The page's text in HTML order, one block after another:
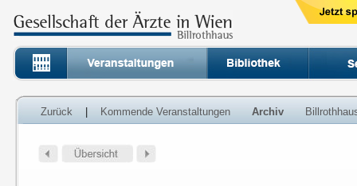
Zurück Kommende Veranstaltungen Archiv